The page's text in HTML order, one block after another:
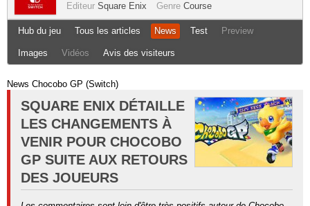
Editeur Square Enix Genre Course
Hub du jeu Tous les articles News Test Preview
Images Vidéos Avis des visiteurs
News Chocobo GP (Switch)
SQUARE ENIX DÉTAILLE
LES CHANGEMENTS À
VENIR POUR CHOCOBO
GP SUITE AUX RETOURS
DES JOUEURS